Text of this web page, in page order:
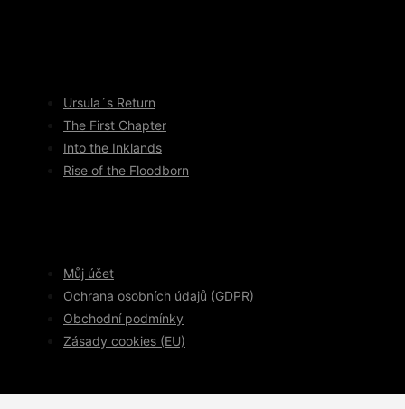
Ursula´s Return
The First Chapter
Into the Inklands
Rise of the Floodborn
Můj účet
Ochrana osobních údajů (GDPR)
Obchodní podmínky
Zásady cookies (EU)